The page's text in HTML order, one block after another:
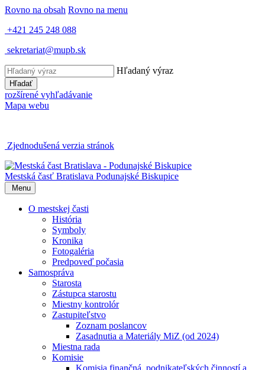
Rovno na obsah Rovno na menu
+421 245 248 088
sekretariat@mupb.sk
Hľadaný výraz
Hľadať
rozšírené vyhľadávanie
Mapa webu
Zjednodušená verzia stránok
Mestská časť Bratislava Podunajské Biskupice
Menu
O mestskej časti
História
Symboly
Kronika
Fotogaléria
Predpoveď počasia
Samospráva
Starosta
Zástupca starostu
Miestny kontrolór
Zastupiteľstvo
Zoznam poslancov
Zasadnutia a Materiály MiZ (od 2024)
Miestna rada
Komisie
Komisia finančná, podnikateľských činností a